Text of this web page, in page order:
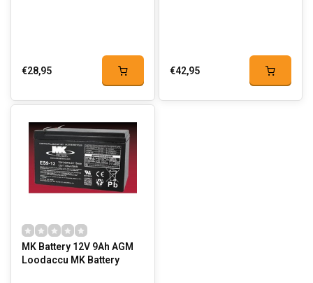
€28,95 €42,95
MK Battery 12V 9Ah AGM
Loodaccu MK Battery